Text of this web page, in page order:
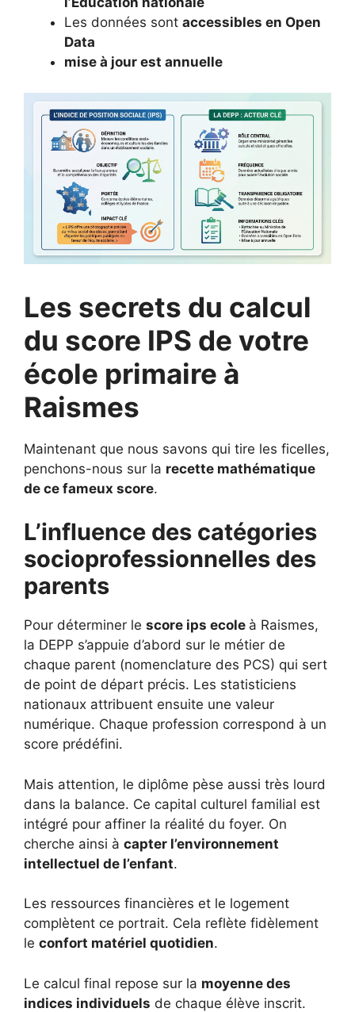
Les données sont accessibles en Open
Data
mise à jour est annuelle
Les secrets du calcul
du score IPS de votre
école primaire à
Raismes
Maintenant que nous savons qui tire les ficelles,
penchons-nous sur la recette mathématique
de ce fameux score.
L’influence des catégories
socioprofessionnelles des
parents
Pour déterminer le score ips ecole à Raismes,
la DEPP s’appuie d’abord sur le métier de
chaque parent (nomenclature des PCS) qui sert
de point de départ précis. Les statisticiens
nationaux attribuent ensuite une valeur
numérique. Chaque profession correspond à un
score prédéfini.
Mais attention, le diplôme pèse aussi très lourd
dans la balance. Ce capital culturel familial est
intégré pour affiner la réalité du foyer. On
cherche ainsi à capter l’environnement
intellectuel de l’enfant.
Les ressources financières et le logement
complètent ce portrait. Cela reflète fidèlement
le confort matériel quotidien.
Le calcul final repose sur la moyenne des
indices individuels de chaque élève inscrit.